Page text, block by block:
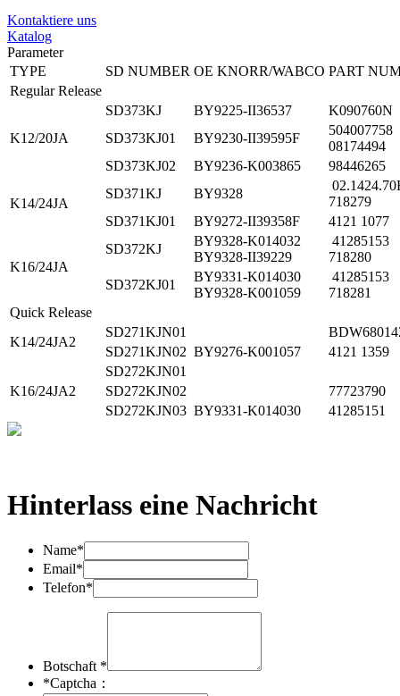
Kontaktiere uns
Katalog
Parameter
TYPE
SD NUMBER OE KNORR/WABCO PART
Regular Release
K12/20JA
SD373KJ BY9225-II36537
K090760N
SD373KJ01
BY9230-II39595F
08174494
SD373KJ02
BY9236-K003865 98446265
K14/24JA
SD371KJ BY9328
718279
SD371KJ01
BY9272-II39358F 4121 1077
K16/24JA
SD372KJ
BY9328-K014032
BY9328-II39229
41285153
718280
SD372KJ01
BY9331-K014030
BY9328-K001059
41285153
718281
Quick Release
K14/24JA2
SD271KJN01
SD271KJN02 BY9276-K001057 4121 1359
K16/24JA2
SD272KJN01
SD272KJN02
77723790
SD272KJN03 BY9331-K014030 41285151
Hinterlass eine Nachricht
Name*
Email*
Telefon*
Botschaft *
*Captcha：